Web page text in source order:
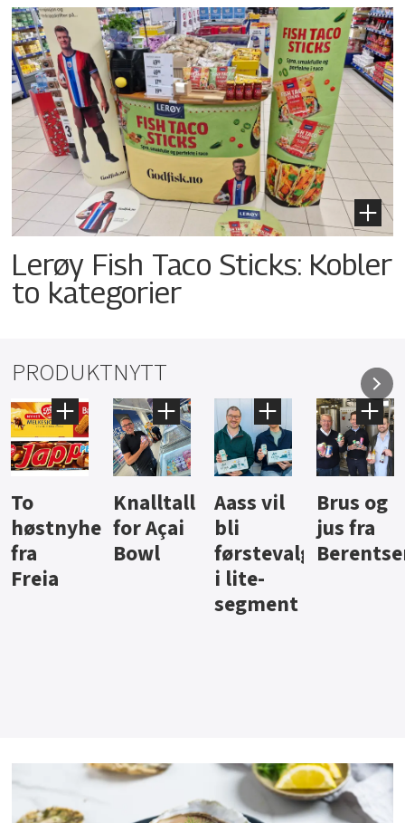
Lerøy Fish Taco Sticks: Kobler
to kategorier
PRODUKTNYTT
Knalltall
for Açai
Bowl
Aass vil
bli
førstevalg
Brus og
jus fra
Berentsen
Hard
iste fra
Hansa